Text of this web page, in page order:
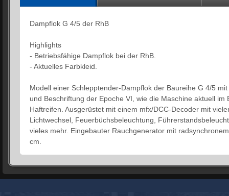
Dampflok G 4/5 der RhB
Highlights
- Betriebsfähige Dampflok bei der RhB.
- Aktuelles Farbkleid.
Modell einer Schlepptender-Dampflok der Baureihe G 4/5
und Beschriftung der Epoche VI, wie die Maschine aktuell
Haftreifen. Ausgerüstet mit einem mfx/DCC-Decoder mit
Lichtwechsel, Feuerbüchsbeleuchtung,
vieles mehr. Eingebauter Rauchgenerator mit
cm.